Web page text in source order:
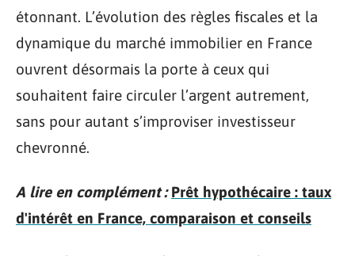
étonnant. L’évolution des règles fiscales et la
dynamique du marché immobilier en France
ouvrent désormais la porte à ceux qui
souhaitent faire circuler l’argent autrement,
sans pour autant s’improviser investisseur
chevronné.
A lire en complément : Prêt hypothécaire : taux
d'intérêt en France, comparaison et conseils